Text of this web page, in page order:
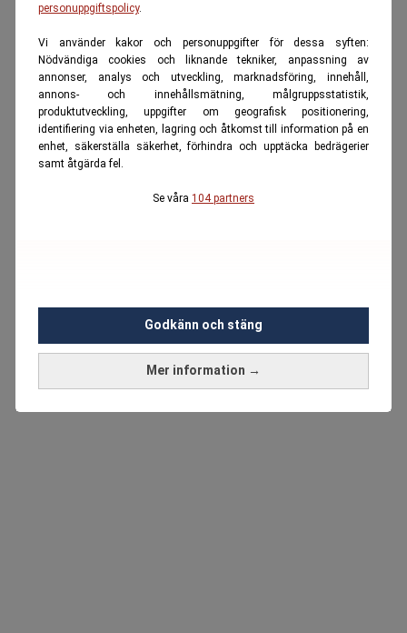
personuppgiftspolicy.
Vi använder kakor och personuppgifter för dessa syften:
Nödvändiga cookies och liknande tekniker, anpassning av
annonser, analys och utveckling, marknadsföring, innehåll,
annons- och innehållsmätning, målgruppsstatistik,
produktutveckling, uppgifter om geografisk positionering,
identifiering via enheten, lagring och åtkomst till information på en
enhet, säkerställa säkerhet, förhindra och upptäcka bedrägerier
samt åtgärda fel.
Se våra 104 partners
Mer information →
Godkänn och stäng